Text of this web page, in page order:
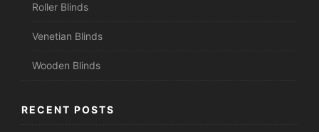
Roller Blinds
Venetian Blinds
Wooden Blinds
RECENT POSTS